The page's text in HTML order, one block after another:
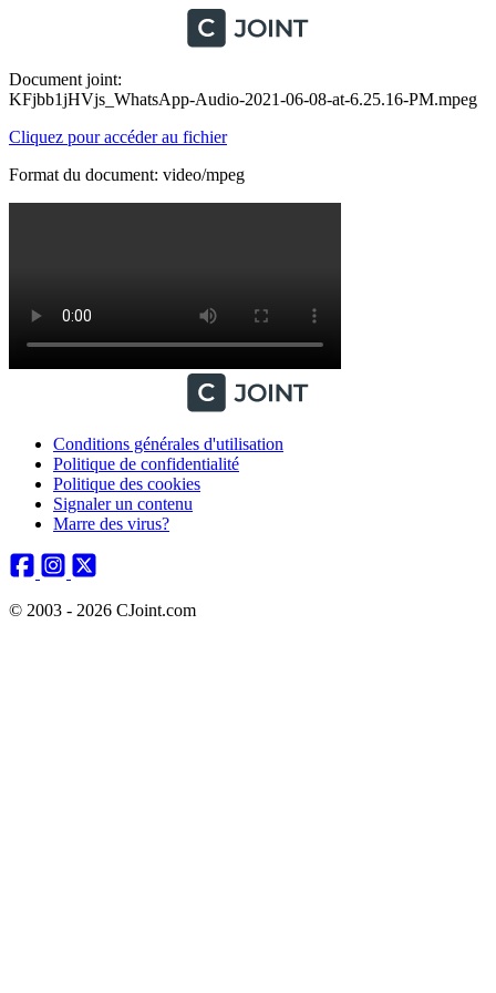
Document joint:
KFjbb1jHVjs_WhatsApp-Audio-2021-06-08-at-6.25.16-PM.mpeg
Cliquez pour accéder au fichier
Format du document: video/mpeg
Conditions générales d'utilisation
Politique de confidentialité
Politique des cookies
Signaler un contenu
Marre des virus?
© 2003 - 2026 CJoint.com